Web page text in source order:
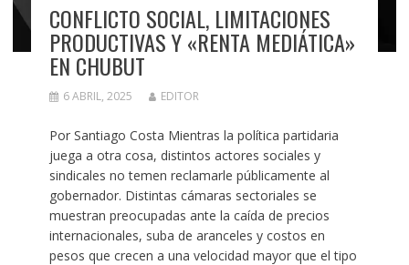
CONFLICTO SOCIAL, LIMITACIONES
PRODUCTIVAS Y «RENTA MEDIÁTICA»
EN CHUBUT
6 ABRIL, 2025 EDITOR
Por Santiago Costa Mientras la política partidaria
juega a otra cosa, distintos actores sociales y
sindicales no temen reclamarle públicamente al
gobernador. Distintas cámaras sectoriales se
muestran preocupadas ante la caída de precios
internacionales, suba de aranceles y costos en
pesos que crecen a una velocidad mayor que el tipo